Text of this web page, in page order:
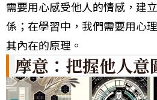
需要用心感受他人的情感，建
係；在學習中，我們需要用心
其內在的原理。
摩意：把握他人意